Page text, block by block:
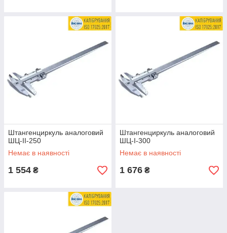
Штангенциркуль аналоговий
ШЦ-ІІ-250
Немає в наявності
1 554 ₴
Штангенциркуль аналоговий
ШЦ-І-300
Немає в наявності
1 676 ₴